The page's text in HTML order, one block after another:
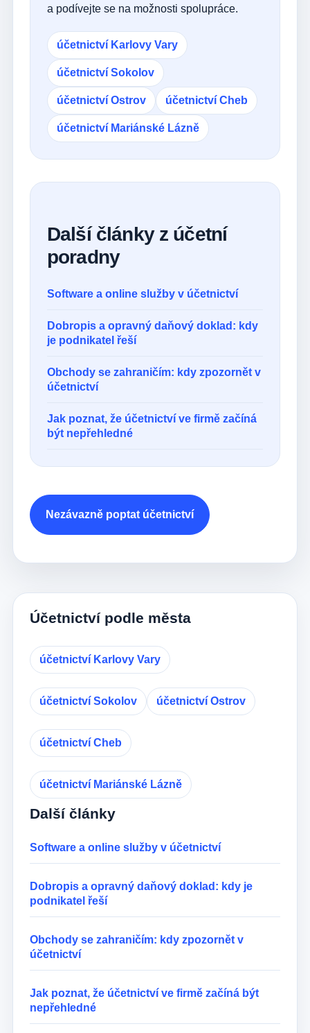
a podívejte se na možnosti spolupráce.
účetnictví Karlovy Vary
účetnictví Sokolov
účetnictví Ostrov účetnictví Cheb
účetnictví Mariánské Lázně
Další články z účetní
poradny
Software a online služby v účetnictví
Dobropis a opravný daňový doklad: kdy
je podnikatel řeší
Obchody se zahraničím: kdy zpozornět v
účetnictví
Jak poznat, že účetnictví ve firmě začíná
být nepřehledné
Nezávazně poptat účetnictví
Účetnictví podle města
účetnictví Karlovy Vary
účetnictví Sokolov účetnictví Ostrov
účetnictví Cheb
účetnictví Mariánské Lázně
Další články
Software a online služby v účetnictví
Dobropis a opravný daňový doklad: kdy je
podnikatel řeší
Obchody se zahraničím: kdy zpozornět v
účetnictví
Jak poznat, že účetnictví ve firmě začíná být
nepřehledné